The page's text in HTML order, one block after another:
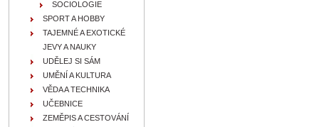
SOCIOLOGIE
SPORT A HOBBY
TAJEMNÉ A EXOTICKÉ
JEVY A NAUKY
UDĚLEJ SI SÁM
UMĚNÍ A KULTURA
VĚDA A TECHNIKA
UČEBNICE
ZEMĚPIS A CESTOVÁNÍ